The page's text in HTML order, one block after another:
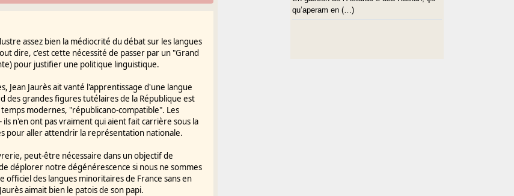
assez bien la médiocrité du débat sur les langues
dire, c'est cette nécessité de passer par un "Grand
pour justifier une politique linguistique.
Jean Jaurès ait vanté l'apprentissage d'une langue
des grandes figures tutélaires de la République est
modernes, "républicano-compatible". Les
n'en ont pas vraiment qui aient fait carrière sous la
pour aller attendrir la représentation nationale.
peut-être nécessaire dans un objectif de
déplorer notre dégénérescence si nous ne sommes
officiel des langues minoritaires de France sans en
aimait bien le patois de son papi.
qu’aperam en (…)